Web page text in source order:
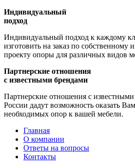
Индивидуальный
подход
Индивидуальный подход к каждому
изготовить на заказ по собственному
проекту опоры для различных видов
Партнерские отношения
с известными брендами
Партнерские отношения с
России дадут возможность оказать
необходимых опор к вашей мебели.
Главная
О компании
Ответы на вопросы
Контакты